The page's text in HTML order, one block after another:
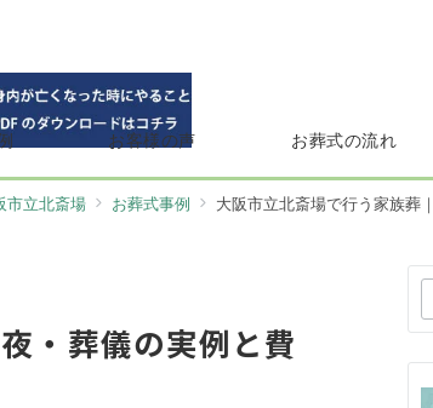
お客様の声 お葬式の流れ
市立北斎場 お葬式事例 大阪市立北斎場で行う家族葬｜無
・葬儀の実例と費